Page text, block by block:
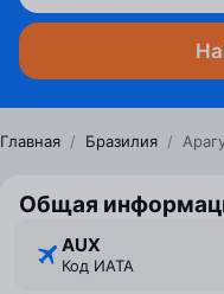
Главная / Бразилия /
Общая
AUX
Код ИАТА